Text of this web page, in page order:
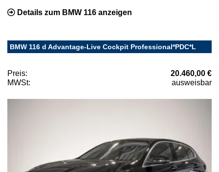
Details zum BMW 116 anzeigen
BMW 116 d Advantage-Live Cockpit Professional*PDC*L
Preis:
20.460,00 €
MWSt:
ausweisbar